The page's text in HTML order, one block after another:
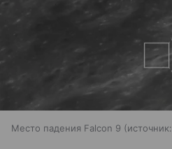
Место падения Falcon 9 источник: